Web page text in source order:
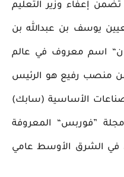
إعفاء وزير التعليم
يوسف بن عبدالله بن
اسم معروف في عالم
من منصب رفيع هو الرئيس
الأساسية (سابك)
صنفته مجلة ”فوربس“ المعروفة
في الشرق الأوسط عامي